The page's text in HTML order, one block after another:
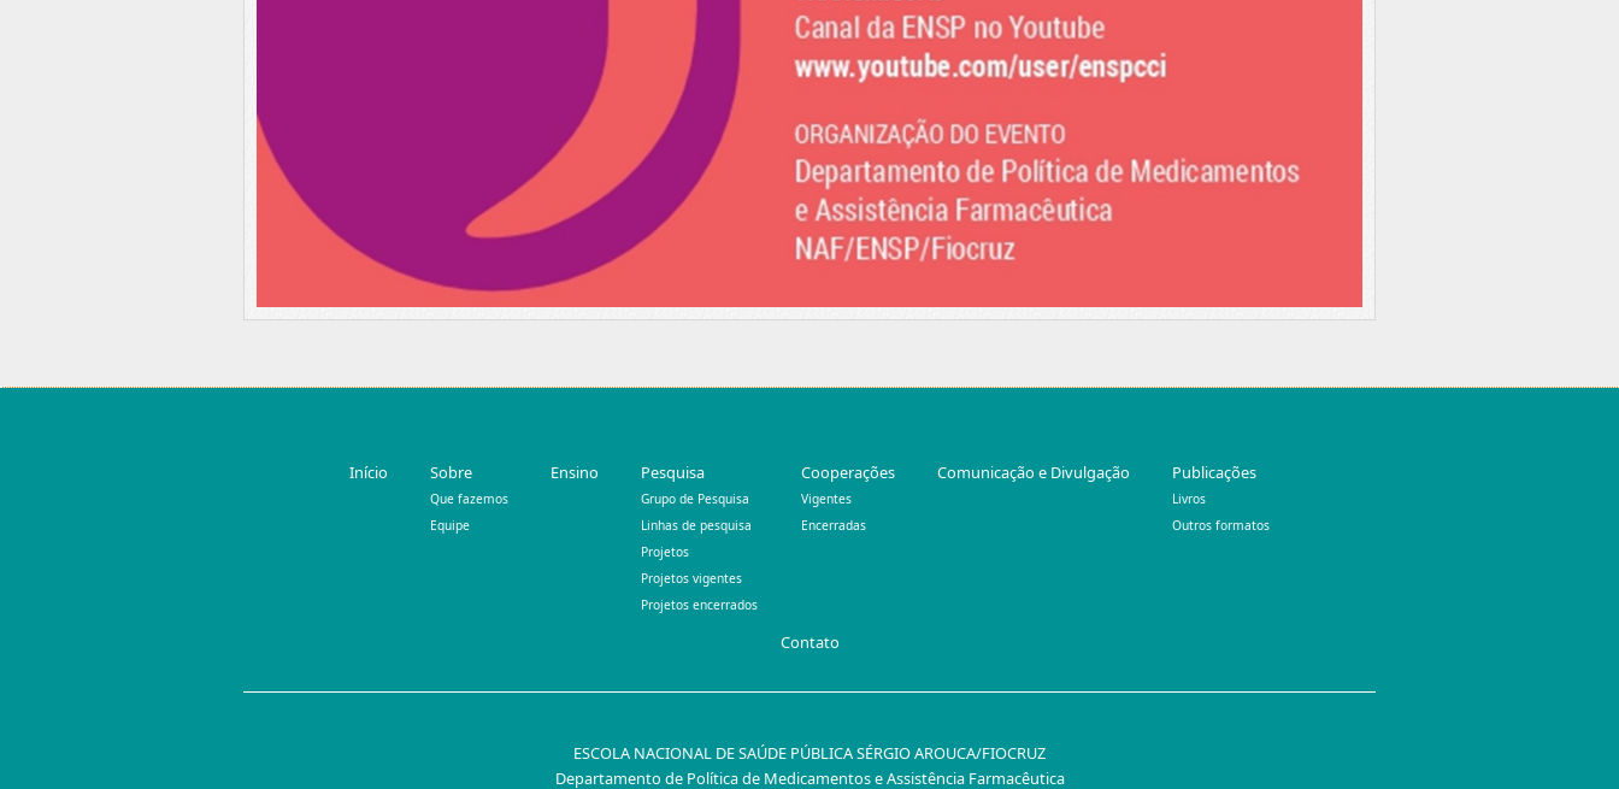
Início Sobre
Que fazemos
Equipe
Ensino Pesquisa
Grupo de Pesquisa
Linhas de pesquisa
Projetos
Projetos vigentes
Projetos encerrados
Cooperações
Vigentes
Encerradas
Comunicação e Divulgação Publicações
Livros
Outros formatos
Contato
ESCOLA NACIONAL DE SAÚDE PÚBLICA SÉRGIO AROUCA/FIOCRUZ
Departamento de Política de Medicamentos e Assistência Farmacêutica